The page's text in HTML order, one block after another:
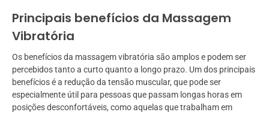
Principais benefícios da Massagem
Vibratória
Os benefícios da massagem vibratória são amplos e podem ser
percebidos tanto a curto quanto a longo prazo. Um dos principais
benefícios é a redução da tensão muscular, que pode ser
especialmente útil para pessoas que passam longas horas em
posições desconfortáveis, como aquelas que trabalham em